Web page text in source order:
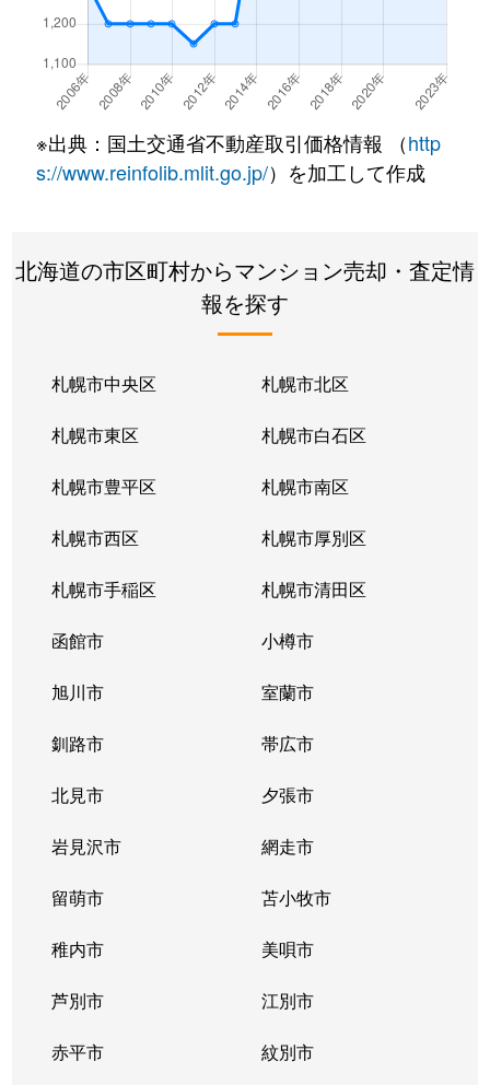
北２２条東 300万円
北２２条東
640万円 元町(札幌)
北２２条東
3,200万円 元町(札幌)
北２４条東
3,000万円 元町(札幌)
北２６条東
2,000万円 元町(札幌)
2,200万円
北３３条東
新道東
北３４条東
新道東
北３４条東
新道東
北３４条東
新道東
北３５条東
北34条
北３５条東
北34条
北３５条東
新道東
北３６条東
新道東
北３７条東
新道東
北３７条東
新道東
北３９条東
麻生
北３９条東
栄町(札幌)
北３９条東
栄町(札幌)
北４０条東
栄町(札幌)
※出典：国土交通省不動産取引価格情報 （http
s://www.reinfolib.mlit.go.jp/）を加工して作成
北海道の市区町村からマンション売却・査定情
報を探す
札幌市中央区 札幌市北区
札幌市東区 札幌市白石区
札幌市豊平区 札幌市南区
札幌市西区 札幌市厚別区
札幌市手稲区 札幌市清田区
函館市 小樽市
旭川市 室蘭市
釧路市 帯広市
北見市 夕張市
岩見沢市 網走市
留萌市 苫小牧市
稚内市 美唄市
芦別市 江別市
赤平市 紋別市